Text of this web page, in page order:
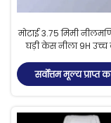
मोटाई 3.75 मिमी
घड़ी केस नीला 9H उच्च
सर्वोत्तम मूल्य प्राप्त